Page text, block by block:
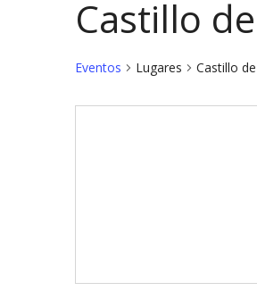
Castillo
Eventos Lugares Castillo